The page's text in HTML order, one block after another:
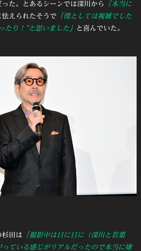
った。とあるシーンでは深川から
「本当に
怯えられたそうで「僕としては複雑でした
たり！”と思いました」 と喜んでいた。
杉田は 「撮影中は日に日に（深川と若葉
ている感じがリアルだったので本当に嫌